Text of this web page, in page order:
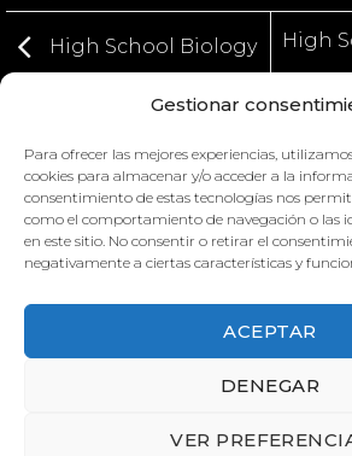
Gestionar
Para ofrecer las mejores experiencias,
cookies para almacenar y/o acceder a la
consentimiento de estas tecnologías nos
como el comportamiento de navegación o las
en este sitio. No consentir o retirar el
negativamente a ciertas características y
ACEPTAR
DENEGAR
VER
High School Biology
High
GEOLOGY